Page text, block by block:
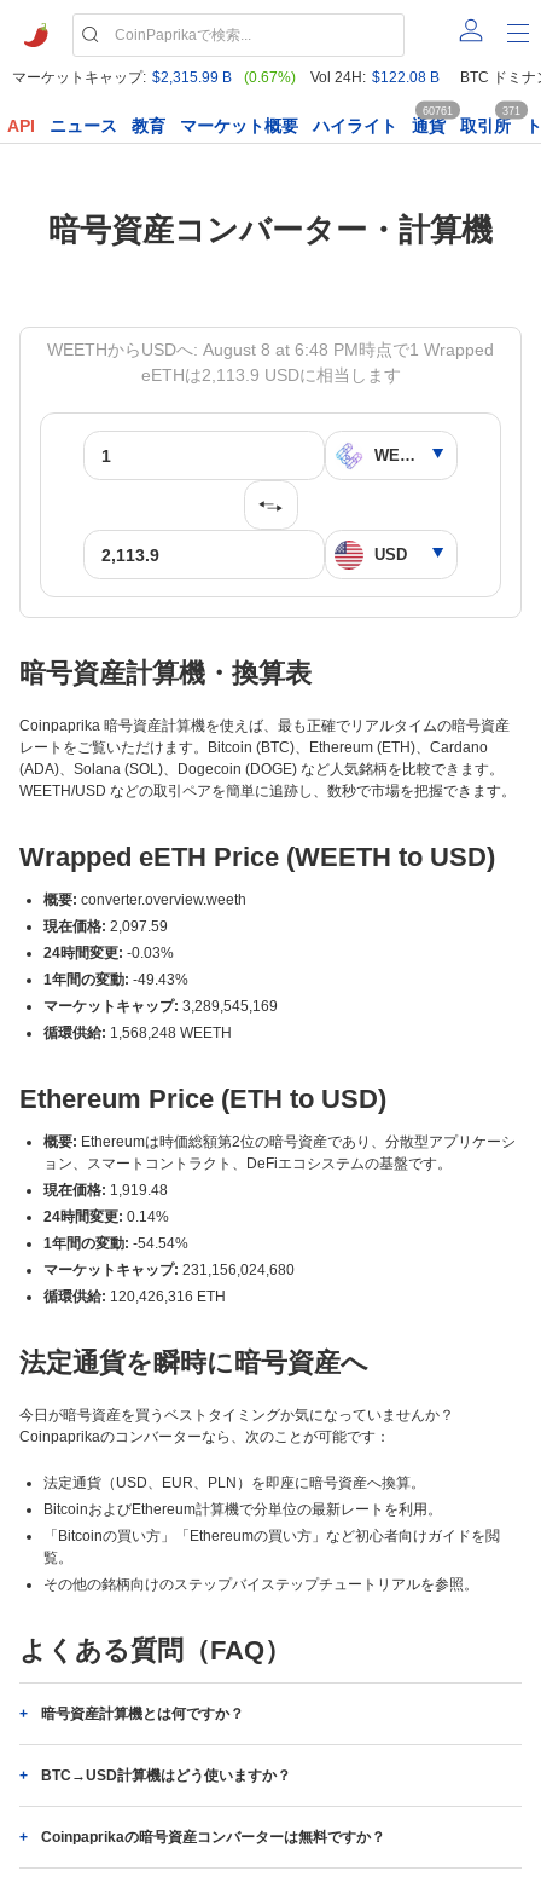
マーケットキャップ: $2,315.99 B (0.67%) Vol 24H: $122.08 B BTC ドミナ
API ニュース 教育 マーケット概要 ハイライト 通貨
60761
取引所
371
暗号資産コンバーター・計算機
WEETHからUSDへ: August 8 at 6:48 PM時点で1 Wrapped
eETHは2,113.9 USDに相当します
暗号資産計算機・換算表
Coinpaprika 暗号資産計算機を使えば、最も正確でリアルタイムの暗号資産
レートをご覧いただけます。Bitcoin (BTC)、Ethereum (ETH)、Cardano
(ADA)、Solana (SOL)、Dogecoin (DOGE) など人気銘柄を比較できます。
WEETH/USD などの取引ペアを簡単に追跡し、数秒で市場を把握できます。
Wrapped eETH Price (WEETH to USD)
概要: converter.overview.weeth
現在価格: 2,097.59
24時間変更: -0.03%
1年間の変動: -49.43%
マーケットキャップ: 3,289,545,169
循環供給: 1,568,248 WEETH
Ethereum Price (ETH to USD)
概要: Ethereumは時価総額第2位の暗号資産であり、分散型アプリケーシ
ョン、スマートコントラクト、DeFiエコシステムの基盤です。
現在価格: 1,919.48
24時間変更: 0.14%
1年間の変動: -54.54%
マーケットキャップ: 231,156,024,680
循環供給: 120,426,316 ETH
法定通貨を瞬時に暗号資産へ
今日が暗号資産を買うベストタイミングか気になっていませんか？
Coinpaprikaのコンバーターなら、次のことが可能です：
法定通貨（USD、EUR、PLN）を即座に暗号資産へ換算。
BitcoinおよびEthereum計算機で分単位の最新レートを利用。
「Bitcoinの買い方」「Ethereumの買い方」など初心者向けガイドを閲
覧。
その他の銘柄向けのステップバイステップチュートリアルを参照。
よくある質問（FAQ）
暗号資産計算機とは何ですか？
BTC→USD計算機はどう使いますか？
Coinpaprikaの暗号資産コンバーターは無料ですか？